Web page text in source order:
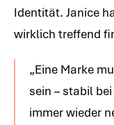
Identität. Janice
wirklich treffend
„Eine Marke
sein – stabil
immer wieder